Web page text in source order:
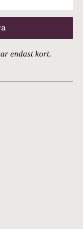
endast kort.